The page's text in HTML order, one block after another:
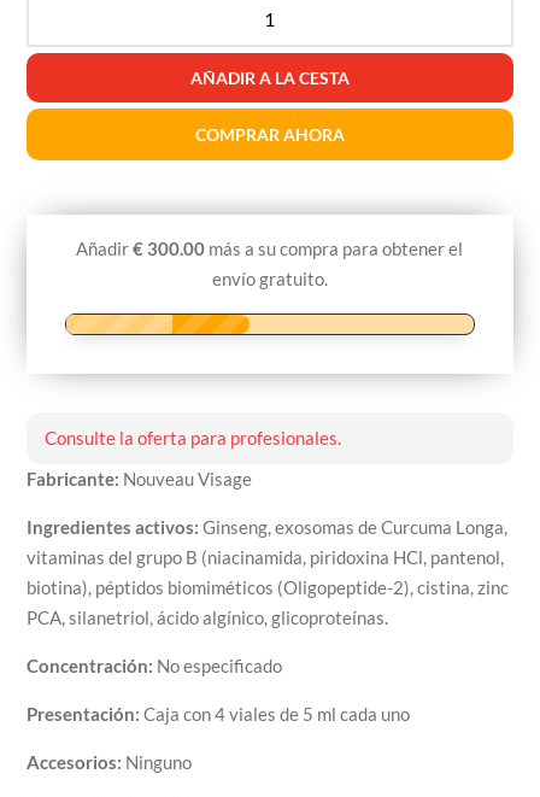
(4x5ml)-
Nouveau
Visage
cantidad
AÑADIR A LA CESTA
COMPRAR AHORA
Añadir€ 300.00 más a su compra para obtener el
envío gratuito.
Consulte la oferta para profesionales.
Fabricante: Nouveau Visage
Ingredientes activos: Ginseng, exosomas de Curcuma Longa,
vitaminas del grupo B (niacinamida, piridoxina HCl, pantenol,
biotina), péptidos biomiméticos (Oligopeptide-2), cistina, zinc
PCA, silanetriol, ácido algínico, glicoproteínas.
Concentración: No especificado
Presentación: Caja con 4 viales de 5 ml cada uno
Accesorios: Ninguno